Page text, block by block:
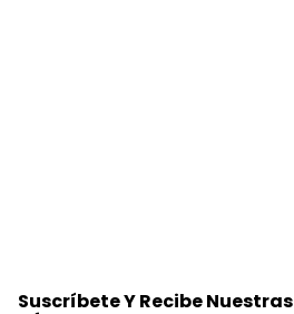
Suscríbete Y Recibe Nuestras